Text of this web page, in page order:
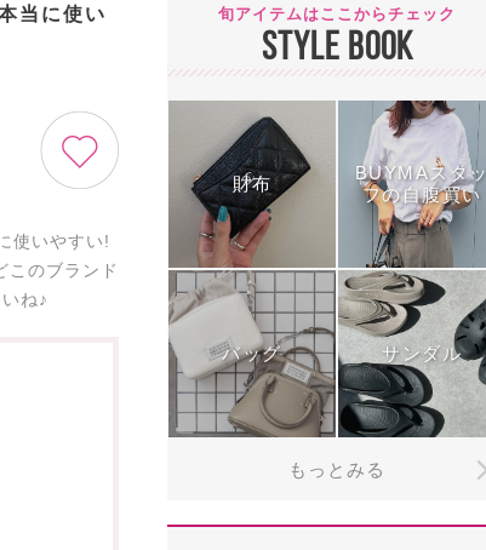
当に使い
使いやすい!
このブランド
ね♪
旬アイテムはここからチェック
STYLE BOOK
財布
BUYMAスタッ
フの自腹買い
バッグ サンダル
もっとみる